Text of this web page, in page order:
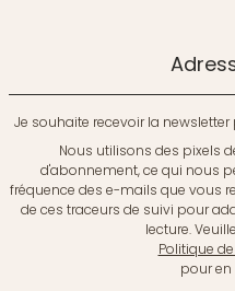
Je souhaite recevoir la
Nous utilisons des pixels
d'abonnement, ce qui nous
fréquence des e-mails que vous
de ces traceurs de suivi pour
lecture.
Politique
pour